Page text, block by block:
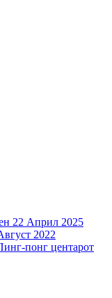
22 Април 2025
2022
понг центарот